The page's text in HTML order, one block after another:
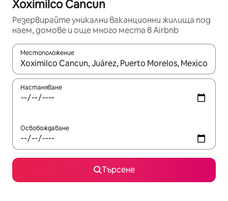
Xoximilco Cancun
Резервирайте уникални ваканционни жилища под
наем, домове и още много места в Airbnb
Местоположение
Когато резултатите се покажат, използвайте
Настаняване
Освобождаване
Търсене